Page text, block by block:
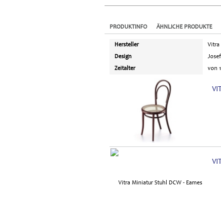
PRODUKTINFO ÄHNLICHE PRODUKTE
Hersteller
Vitra
Design
Zeitalter
von